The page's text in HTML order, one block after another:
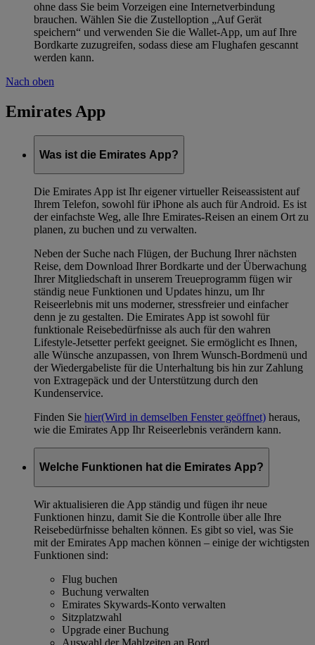
ohne dass Sie beim Vorzeigen eine Internetverbindung
brauchen. Wählen Sie die Zustelloption „Auf Gerät
speichern“ und verwenden Sie die Wallet-App, um auf Ihre
Bordkarte zuzugreifen, sodass diese am Flughafen gescannt
werden kann.
Nach oben
Emirates App
Was ist die Emirates App?
Die Emirates App ist Ihr eigener virtueller Reiseassistent auf
Ihrem Telefon, sowohl für iPhone als auch für Android. Es ist
der einfachste Weg, alle Ihre Emirates-Reisen an einem Ort zu
planen, zu buchen und zu verwalten.
Neben der Suche nach Flügen, der Buchung Ihrer nächsten
Reise, dem Download Ihrer Bordkarte und der Überwachung
Ihrer Mitgliedschaft in unserem Treueprogramm fügen wir
ständig neue Funktionen und Updates hinzu, um Ihr
Reiseerlebnis mit uns moderner, stressfreier und einfacher
denn je zu gestalten. Die Emirates App ist sowohl für
funktionale Reisebedürfnisse als auch für den wahren
Lifestyle-Jetsetter perfekt geeignet. Sie ermöglicht es Ihnen,
alle Wünsche anzupassen, von Ihrem Wunsch-Bordmenü und
der Wiedergabeliste für die Unterhaltung bis hin zur Zahlung
von Extragepäck und der Unterstützung durch den
Kundenservice.
Finden Sie hier(Wird in demselben Fenster geöffnet) heraus,
wie die Emirates App Ihr Reiseerlebnis verändern kann.
Welche Funktionen hat die Emirates App?
Wir aktualisieren die App ständig und fügen ihr neue
Funktionen hinzu, damit Sie die Kontrolle über alle Ihre
Reisebedürfnisse behalten können. Es gibt so viel, was Sie
mit der Emirates App machen können – einige der wichtigsten
Funktionen sind:
Flug buchen
Buchung verwalten
Emirates Skywards-Konto verwalten
Sitzplatzwahl
Upgrade einer Buchung
Auswahl der Mahlzeiten an Bord